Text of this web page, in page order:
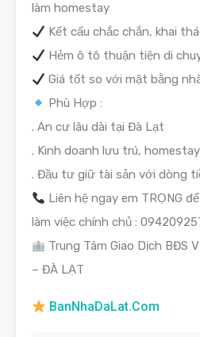
làm homestay
Kết cấu chắc chắn, khai
Hẻm ô tô thuận tiện di
Giá tốt so với mặt bằng
Phù Hợp :
. An cư lâu dài tại Đà Lạt
. Kinh doanh lưu trú, homestay
. Đầu tư giữ tài sản với dòng
Liên hệ ngay em TRỌNG
làm việc chính chủ :
Trung Tâm Giao Dịch BĐS
– ĐÀ LẠT
BanNhaDaLat.Com